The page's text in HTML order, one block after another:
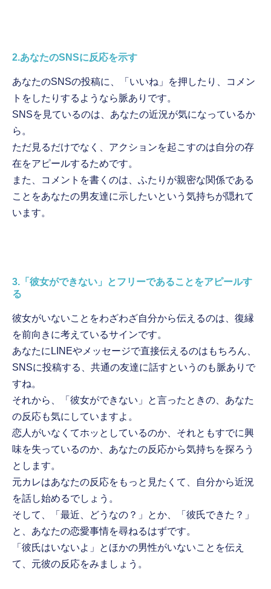
2.あなたのSNSに反応を示す
あなたのSNSの投稿に、「いいね」を押したり、コメン
トをしたりするようなら脈ありです。
SNSを見ているのは、あなたの近況が気になっているか
ら。
ただ見るだけでなく、アクションを起こすのは自分の存
在をアピールするためです。
また、コメントを書くのは、ふたりが親密な関係である
ことをあなたの男友達に示したいという気持ちが隠れて
います。
3.「彼女ができない」とフリーであることをアピールす
る
彼女がいないことをわざわざ自分から伝えるのは、復縁
を前向きに考えているサインです。
あなたにLINEやメッセージで直接伝えるのはもちろん、
SNSに投稿する、共通の友達に話すというのも脈ありで
すね。
それから、「彼女ができない」と言ったときの、あなた
の反応も気にしていますよ。
恋人がいなくてホッとしているのか、それともすでに興
味を失っているのか、あなたの反応から気持ちを探ろう
とします。
元カレはあなたの反応をもっと見たくて、自分から近況
を話し始めるでしょう。
そして、「最近、どうなの？」とか、「彼氏できた？」
と、あなたの恋愛事情を尋ねるはずです。
「彼氏はいないよ」とほかの男性がいないことを伝え
て、元彼の反応をみましょう。